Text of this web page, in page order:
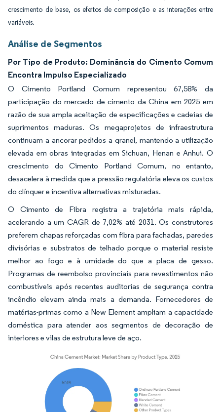
crescimento de base, os efeitos de composição e as interações entre
variáveis.
Análise de Segmentos
Por Tipo de Produto: Dominância do Cimento Comum
Encontra Impulso Especializado
O Cimento Portland Comum representou 67,58% da
participação do mercado de cimento da China em 2025 em
razão de sua ampla aceitação de especificações e cadeias de
suprimentos maduras. Os megaprojetos de infraestrutura
continuam a ancorar pedidos a granel, mantendo a utilização
elevada em obras integradas em Sichuan, Henan e Anhui. O
crescimento do Cimento Portland Comum, no entanto,
desacelera à medida que a pressão regulatória eleva os custos
do clínquer e incentiva alternativas misturadas.
O Cimento de Fibra registra a trajetória mais rápida,
acelerando a um CAGR de 7,02% até 2031. Os construtores
preferem chapas reforçadas com fibra para fachadas, paredes
divisórias e substratos de telhado porque o material resiste
melhor ao fogo e à umidade do que a placa de gesso.
Programas de reembolso provinciais para revestimentos não
combustíveis após recentes auditorias de segurança contra
incêndio elevam ainda mais a demanda. Fornecedores de
matérias-primas como a New Element ampliam a capacidade
doméstica para atender aos segmentos de decoração de
interiores e vilas de estrutura leve de aço.